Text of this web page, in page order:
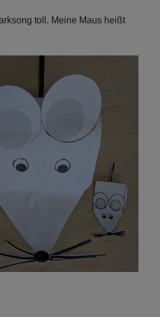
toll. Meine Maus heißt